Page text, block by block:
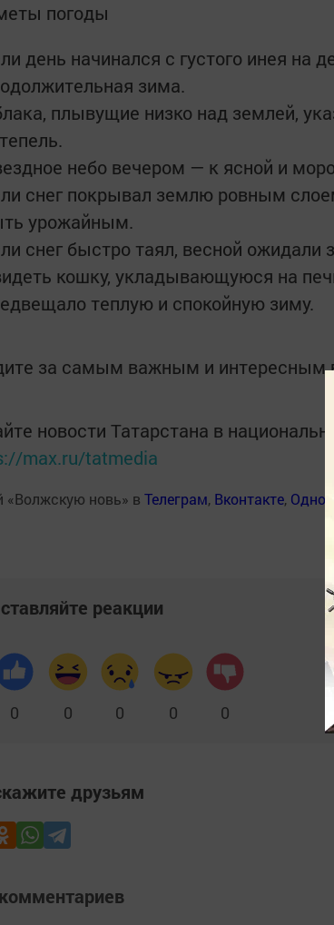
погоды
день начинался с густого инея на
зима.
плывущие низко над землей,
небо вечером — к ясной и
снег покрывал землю ровным
урожайным.
снег быстро таял, весной ожидали
кошку, укладывающуюся на
теплую и спокойную зиму.
за самым важным и интересным
новости Татарстана в
max.ru/tatmedia
«Волжскую новь» в Телеграм, Вконтакте,
реакции
0 0 0 0 0
друзьям